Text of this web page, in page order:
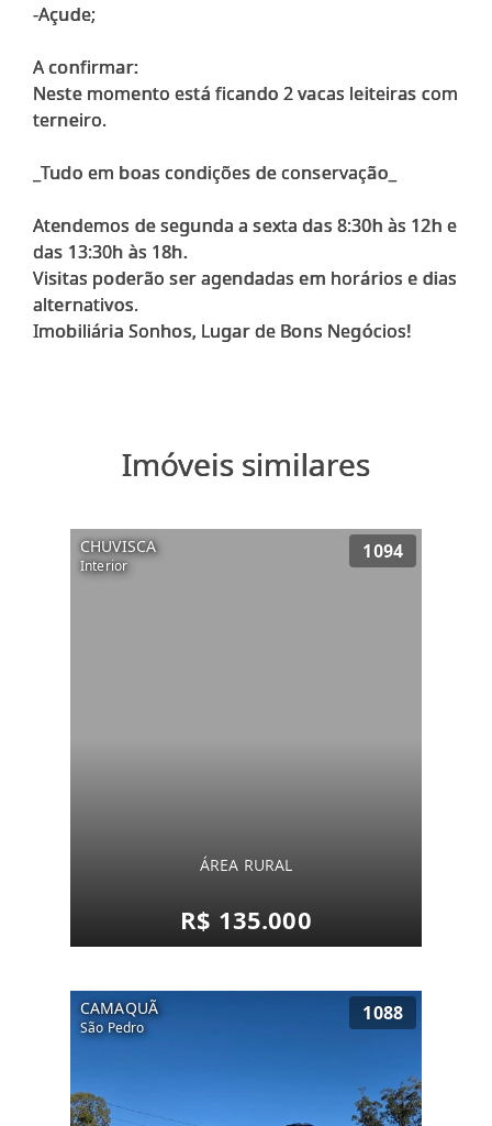
-Açude;
A confirmar:
Neste momento está ficando 2 vacas leiteiras com
terneiro.
_Tudo em boas condições de conservação_
Atendemos de segunda a sexta das 8:30h às 12h e
das 13:30h às 18h.
Visitas poderão ser agendadas em horários e dias
alternativos.
Imóveis similares
CHUVISCA
Interior
1094
ÁREA RURAL
R$ 135.000
CAMAQUÃ
São Pedro
1088